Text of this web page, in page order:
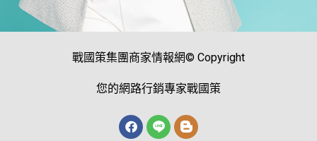
戰國策集團商家情報網© Copyright
您的網路行銷專家戰國策